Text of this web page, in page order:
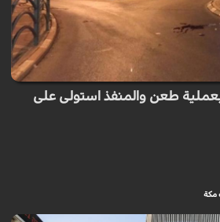
طعن والمنفذ استولى على